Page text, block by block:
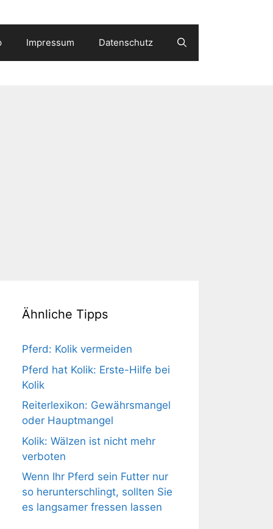
Impressum Datenschutz
Ähnliche Tipps
Pferd: Kolik vermeiden
Pferd hat Kolik: Erste-Hilfe bei
Kolik
Reiterlexikon: Gewährsmangel
oder Hauptmangel
Kolik: Wälzen ist nicht mehr
verboten
Wenn Ihr Pferd sein Futter nur
so herunterschlingt, sollten Sie
es langsamer fressen lassen